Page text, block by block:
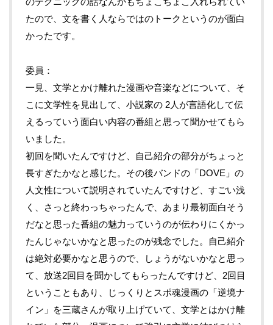
たので、文を書く人ならではのトークというのが面白
かったです。
委員
一見、文学とかけ離れた漫画や音楽などについて、そ
こに文学性を見出して、小説家の 2人が言語化して伝
えるっていう面白い内容の番組と思って聞かせてもら
いました。
初回を聞いたんですけど、自己紹介の部分がちょっと
長すぎたかなと感じた。その後バンドの「DOVE」の
人文性について説明されていたんですけど、すごい浅
く、さっと終わっちゃったんで、あまり最初面白そう
だなと思った番組の魅力っていうのが伝わりにくかっ
たんじゃないかなと思ったのが残念でした。自己紹介
は絶対必要かなと思うので、しょうがないかなと思っ
て、放送2回目を聞かしてもらったんですけど、2回目
ということもあり、じっくりとスポ魂漫画の「逆境ナ
イン」を三蔵さんが取り上げていて、文学とはかけ離